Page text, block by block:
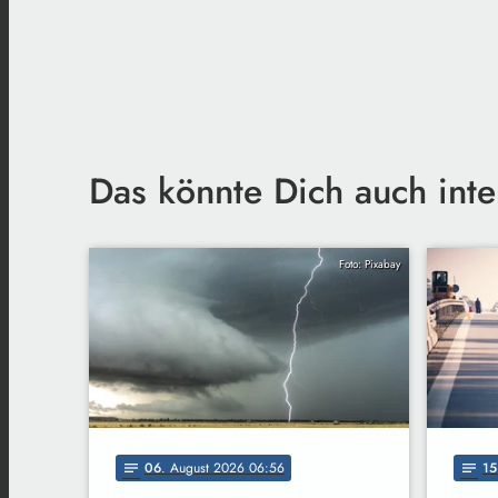
Das könnte Dich auch
Foto: Pixabay
notes 06. August 2026 06:56 notes 15